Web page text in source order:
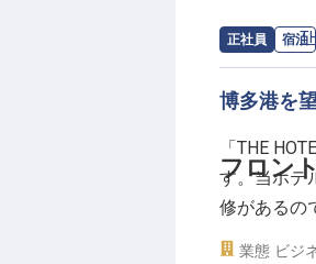
＼注目ポイ
♦20代＆入
♦産休の取
♢グループ
▼詳細は募
正社員 宿泊
フロン
求人情報：
博多港を
「THE
す。当ホテ
修があるの
規ホテルで
業態 ビジ